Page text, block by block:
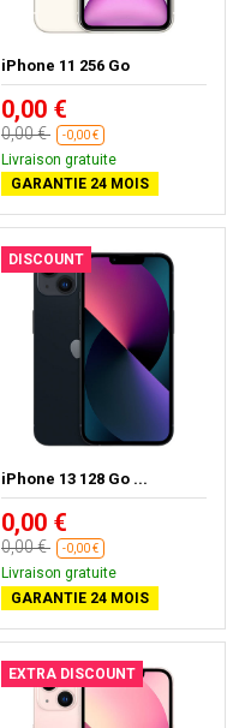
iPhone 11 256 Go
0,00 €
0,00 € -0,00 €
Livraison gratuite
GARANTIE 24 MOIS
DISCOUNT
iPhone 13 128 Go ...
0,00 €
0,00 € -0,00 €
Livraison gratuite
GARANTIE 24 MOIS
EXTRA DISCOUNT